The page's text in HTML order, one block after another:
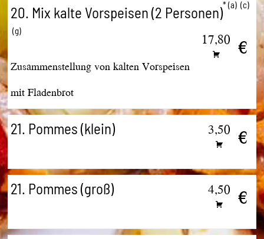
20. Mix kalte Vorspeisen (2 Personen) a c
g 17,80 €
Zusammenstellung von kalten Vorspeisen
mit Fladenbrot
21. Pommes (klein) 3,50 €
21. Pommes (groß) 4,50 €